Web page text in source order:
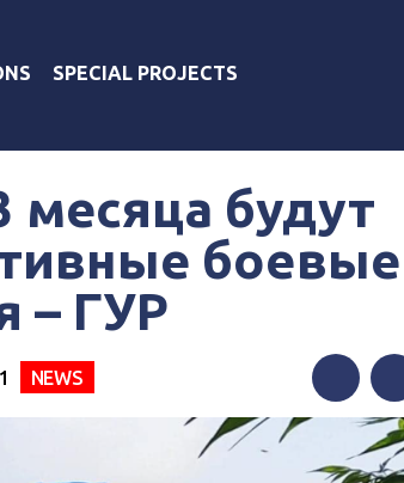
SPECIAL PROJECTS
будут
боевые
– ГУР
NEWS
Facebook